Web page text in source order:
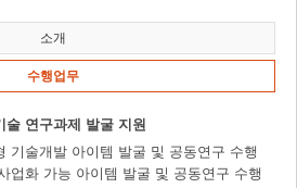
소개
수행업무
술 연구과제 발굴 지원
기술개발 아이템 발굴 및 공동연구 수행
업화 가능 아이템 발굴 및 공동연구 수행